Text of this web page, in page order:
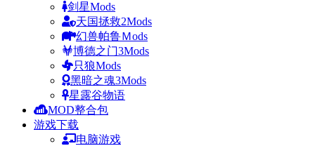
剑星Mods
天国拯救2Mods
幻兽帕鲁Ｍods
博德之门3Mods
只狼Mods
黑暗之魂3Mods
星露谷物语
MOD整合包
游戏下载
电脑游戏